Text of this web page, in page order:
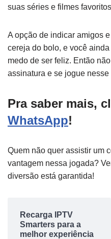
suas séries e filmes
A opção de indicar amigos
cereja do bolo, e você
medo de ser feliz. Então
assinatura e se jogue nesse
Pra saber mais,
WhatsApp!
Quem não quer assistir um
vantagem nessa jogada?
diversão está garantida!
Recarga IPTV
Smarters para a
melhor experiência